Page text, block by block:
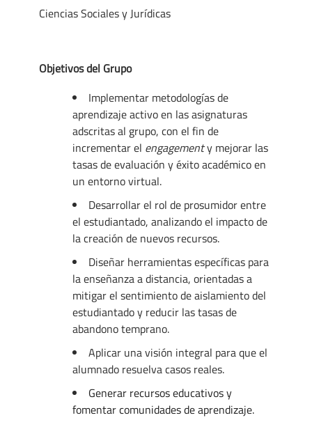
Ciencias Sociales y Jurídicas
Objetivos del Grupo
Implementar metodologías de
aprendizaje activo en las asignaturas
adscritas al grupo, con el fin de
incrementar el engagementy mejorar las
tasas de evaluación y éxito académico en
un entorno virtual.
Desarrollar el rol de prosumidor entre
el estudiantado, analizando el impacto de
la creación de nuevos recursos.
Diseñar herramientas específicas para
la enseñanza a distancia, orientadas a
mitigar el sentimiento de aislamiento del
estudiantado y reducir las tasas de
abandono temprano.
Aplicar una visión integral para que el
alumnado resuelva casos reales.
Generar recursos educativos y
fomentar comunidades de aprendizaje.